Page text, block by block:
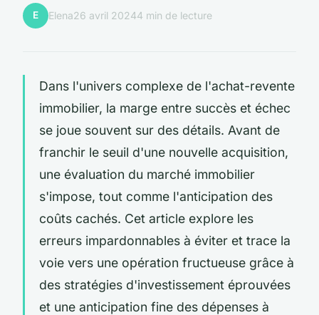
E Elena26 avril 20244 min de lecture
Dans l'univers complexe de l'achat-revente
immobilier, la marge entre succès et échec
se joue souvent sur des détails. Avant de
franchir le seuil d'une nouvelle acquisition,
une évaluation du marché immobilier
s'impose, tout comme l'anticipation des
coûts cachés. Cet article explore les
erreurs impardonnables à éviter et trace la
voie vers une opération fructueuse grâce à
des stratégies d'investissement éprouvées
et une anticipation fine des dépenses à